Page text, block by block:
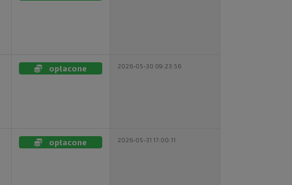
opłacone 2026-05-30 09:23:56
opłacone 2026-05-31 17:00:11